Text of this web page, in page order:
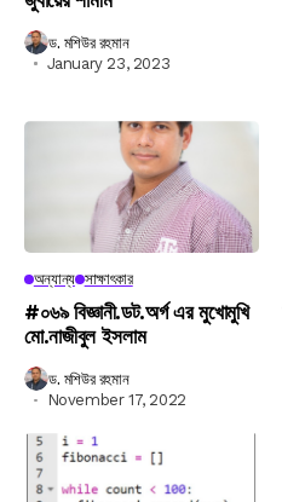
ড. মশিউর রহমান
January 23, 2023
অন্যান্য সাক্ষাৎকার
#০৬৯ বিজ্ঞানী.ডট.অর্গ এর মুখোমুখি
মো.নাজীবুল ইসলাম
ড. মশিউর রহমান
November 17, 2022